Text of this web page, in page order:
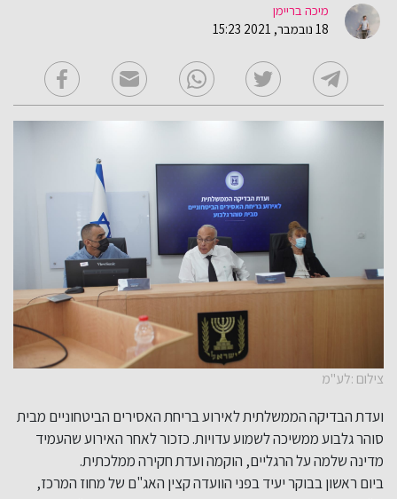
מיכה בריימן
18 נובמבר, 2021 15:23
צילום :לע"מ
ועדת הבדיקה הממשלתית לאירוע בריחת האסירים הביטחוניים מבית
סוהר גלבוע ממשיכה לשמוע עדויות. כזכור לאחר האירוע שהעמיד
מדינה שלמה על הרגליים, הוקמה ועדת חקירה ממלכתית.
ביום ראשון בבוקר יעיד בפני הוועדה קצין האג"ם של מחוז המרכז,